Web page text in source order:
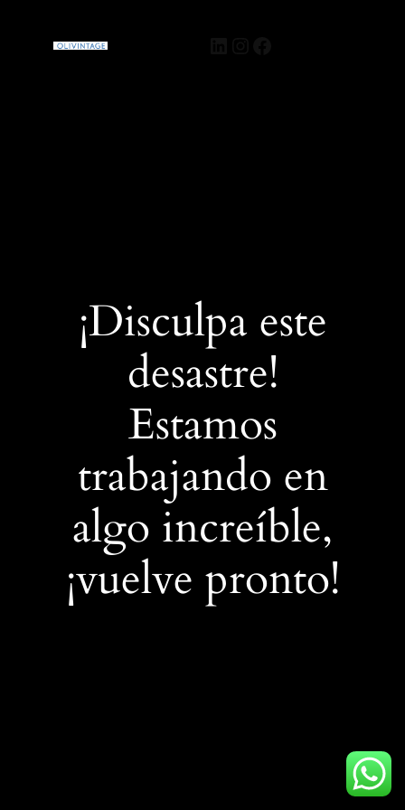
¡Disculpa este
desastre!
Estamos
trabajando en
algo increíble,
¡vuelve pronto!